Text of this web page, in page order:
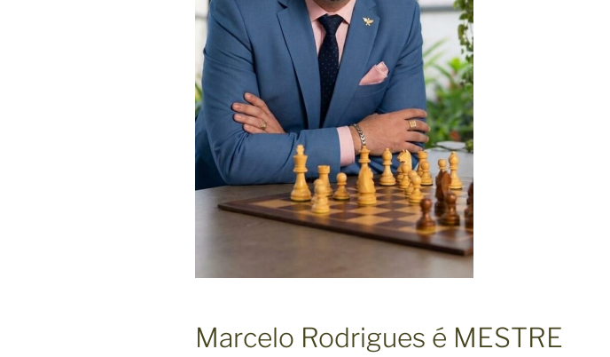
Marcelo Rodrigues é MESTRE